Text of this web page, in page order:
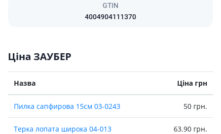
GTIN
4004904111370
Ціна ЗАУБЕР
Назва Ціна грн
Пилка сапфирова 15см 03-0243 50 грн.
Терка лопата широка 04-013 63.90 грн.